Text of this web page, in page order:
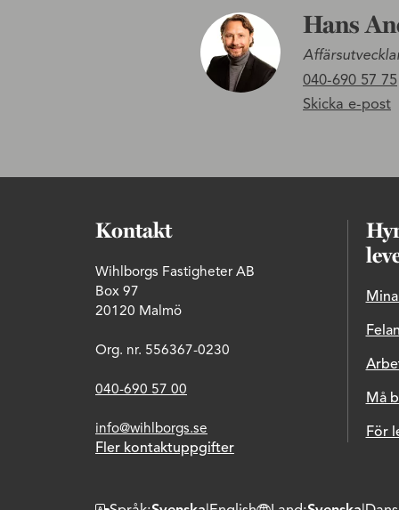
Hans
040-690 57 75
Skicka e-post
Kontakt
Wihlborgs Fastigheter AB
Box 97
20120 Malmö
Org. nr. 556367-0230
040-690 57 00
info@wihlborgs.se
Fler kontaktuppgifter
Må
För